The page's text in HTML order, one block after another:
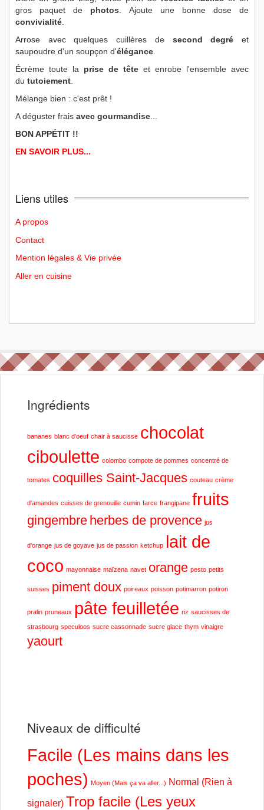
gros paquet de photos . Ajoute une bonne dose de
convivialité
Arrose avec quelques cuillères de second degré et
saupoudre d'un soupçon d'élégance
Écrème toute la prise de tête et enrobe l'ensemble avec
du tutoiement
Mélange bien : c'est prêt !
A déguster frais avec gourmandise
BON APPÉTIT !!
EN SAVOIR PLUS...
Liens utiles
A propos
Contact
Mention légales & Vie privée
Aller en cuisine
Ingrédients
bananes blanc d'oeuf chair à saucisse chocolat
ciboulette colombo compote de pommes concentré de
tomates coquilles Saint-Jacques couteau crème
d'amandes cuisses de grenouille cumin farce frangipane fruits
gingembre herbes de provence jus
d'orange jus de goyave jus de passion ketchup lait de
coco mayonnaise maïzena navet orange pesto petits
suisses piment doux poireaux poisson potimarron potiron
pralin pruneaux pâte feuilletée riz saucisses de
strasbourg speculoos sucre cassonnade sucre glace thym vinaigre
yaourt
Niveaux de difficulté
Facile (Les mains dans les
poches) Moyen (Mais ça va aller...) Normal (Rien à
signaler) Trop facile (Les yeux